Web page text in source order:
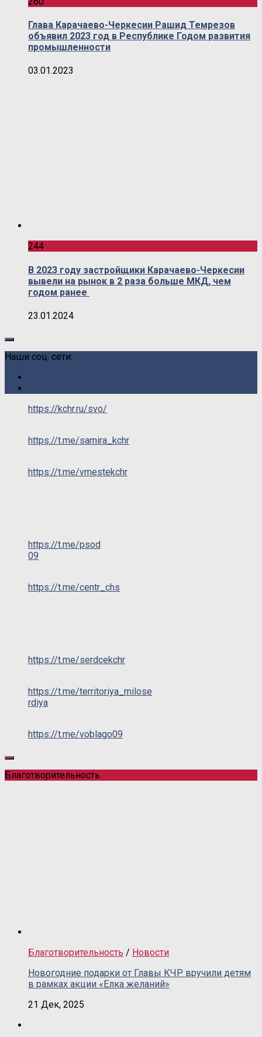
Глава Карачаево-Черкесии Рашид Темрезов
объявил 2023 год в Республике Годом развития
промышленности
03.01.2023
244
В 2023 году застройщики Карачаево-Черкесии
вывели на рынок в 2 раза больше МКД, чем
годом ранее
23.01.2024
Наши соц. сети:
https://kchr.ru/svo/
https://t.me/samira_kchr
https://t.me/vmestekchr
https://t.me/psod
09
https://t.me/centr_chs
https://t.me/serdcekchr
https://t.me/territoriya_milose
rdiya
https://t.me/voblago09
Благотворительность
Благотворительность / Новости
Новогодние подарки от Главы КЧР вручили детям
в рамках акции «Елка желаний»
21 Дек, 2025